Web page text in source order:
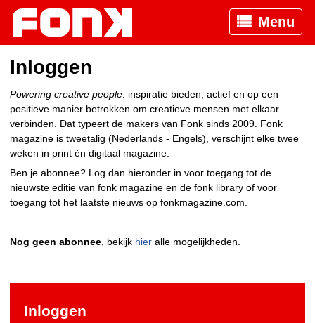
Menu
Inloggen
Powering creative people: inspiratie bieden, actief en op een
positieve manier betrokken om creatieve mensen met elkaar
verbinden. Dat typeert de makers van Fonk sinds 2009. Fonk
magazine is tweetalig (Nederlands - Engels), verschijnt elke twee
weken in print èn digitaal magazine.
Ben je abonnee? Log dan hieronder in voor toegang tot de
nieuwste editie van fonk magazine en de fonk library of voor
toegang tot het laatste nieuws op fonkmagazine.com.
Nog geen abonnee , bekijk hier alle mogelijkheden.
Inloggen